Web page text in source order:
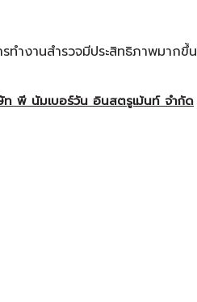
ทำงานสำรวจมีประสิทธิภาพมากขึ้น
ท พี นัมเบอร์วัน อินสตรูเม้นท์ จำกัด